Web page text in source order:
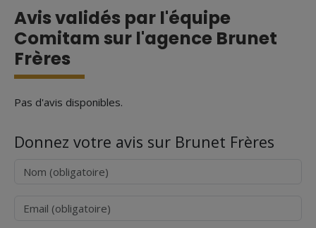
Avis validés par l'équipe
Comitam sur l'agence Brunet
Frères
Pas d'avis disponibles.
Donnez votre avis sur Brunet Frères
Nom
Courriel